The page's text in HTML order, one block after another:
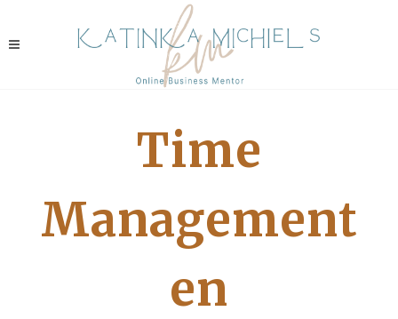
Time
Management
en